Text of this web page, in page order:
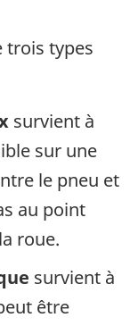
trois types
survient à
sur une
le pneu et
au point
roue.
survient à
être